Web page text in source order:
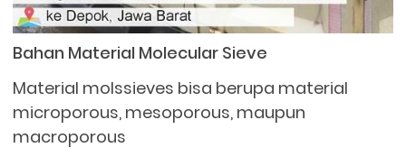
Bahan Material Molecular Sieve
Material molssieves bisa berupa material
microporous, mesoporous, maupun
macroporous